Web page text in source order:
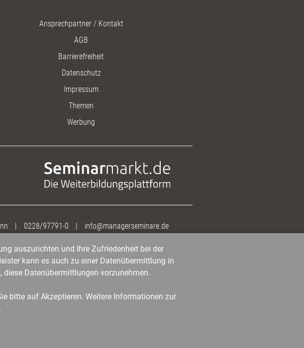
Ansprechpartner / Kontakt
AGB
Barrierefreiheit
Datenschutz
Impressum
Themen
Werbung
| 0228/97791-0 | info@managerseminare.de
auszurichten und Ihre Zufriedenheit bei der
kann es auch zu einer Datenübermittlung in
Datenübermittlungen vorzunehmen.
bitte auf Akzeptieren. Weitere Informationen zur
.